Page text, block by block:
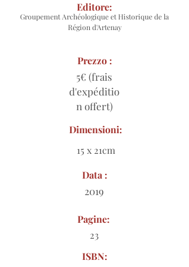
Groupement Archéologique et Historique de la
Région d'Artenay
Editore:
Prezzo :
5€ (frais
d'expéditio
n offert)
Dimensioni:
15 x 21cm
Data :
2019
Pagine:
23
ISBN: